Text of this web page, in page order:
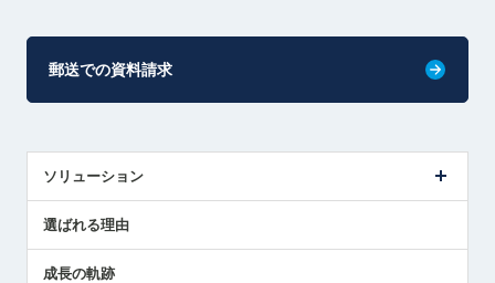
郵送での資料請求
ソリューション
解決策提案
選ばれる理由
成長の軌跡